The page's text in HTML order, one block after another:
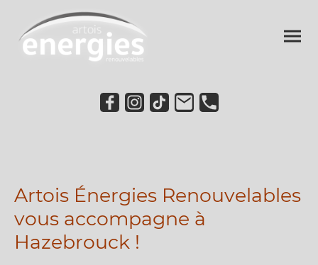
Artois Énergies Renouvelables
vous accompagne à
Hazebrouck !